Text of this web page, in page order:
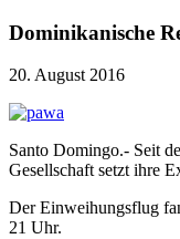
Dominikanische
20. August 2016
Santo Domingo.- Seit
Gesellschaft setzt ihre
Der Einweihungsflug
21 Uhr.